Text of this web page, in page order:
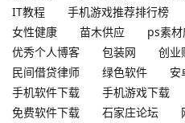
IT教程
手机游戏推荐排行榜
女性健康
苗木供应 ps素
优秀个人博客
包装网 创业
民间借贷律师
绿色软件
安
手机软件下载
手机游戏下载
免费软件下载
石家庄论坛